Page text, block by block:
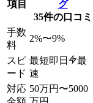
項目
グ
35件の口コミ
手数
料
2%〜9%
スピ
ード
最短即日
最
速
対応 50万円 〜5000